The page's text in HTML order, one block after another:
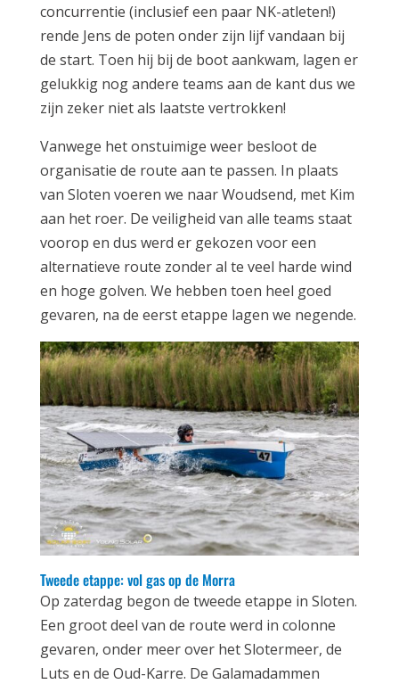
concurrentie (inclusief een paar NK-atleten!)
rende Jens de poten onder zijn lijf vandaan bij
de start. Toen hij bij de boot aankwam, lagen er
gelukkig nog andere teams aan de kant dus we
zijn zeker niet als laatste vertrokken!
Vanwege het onstuimige weer besloot de
organisatie de route aan te passen. In plaats
van Sloten voeren we naar Woudsend, met Kim
aan het roer. De veiligheid van alle teams staat
voorop en dus werd er gekozen voor een
alternatieve route zonder al te veel harde wind
en hoge golven. We hebben toen heel goed
gevaren, na de eerst etappe lagen we negende.
Tweede etappe: vol gas op de Morra
Op zaterdag begon de tweede etappe in Sloten.
Een groot deel van de route werd in colonne
gevaren, onder meer over het Slotermeer, de
Luts en de Oud-Karre. De Galamadammen